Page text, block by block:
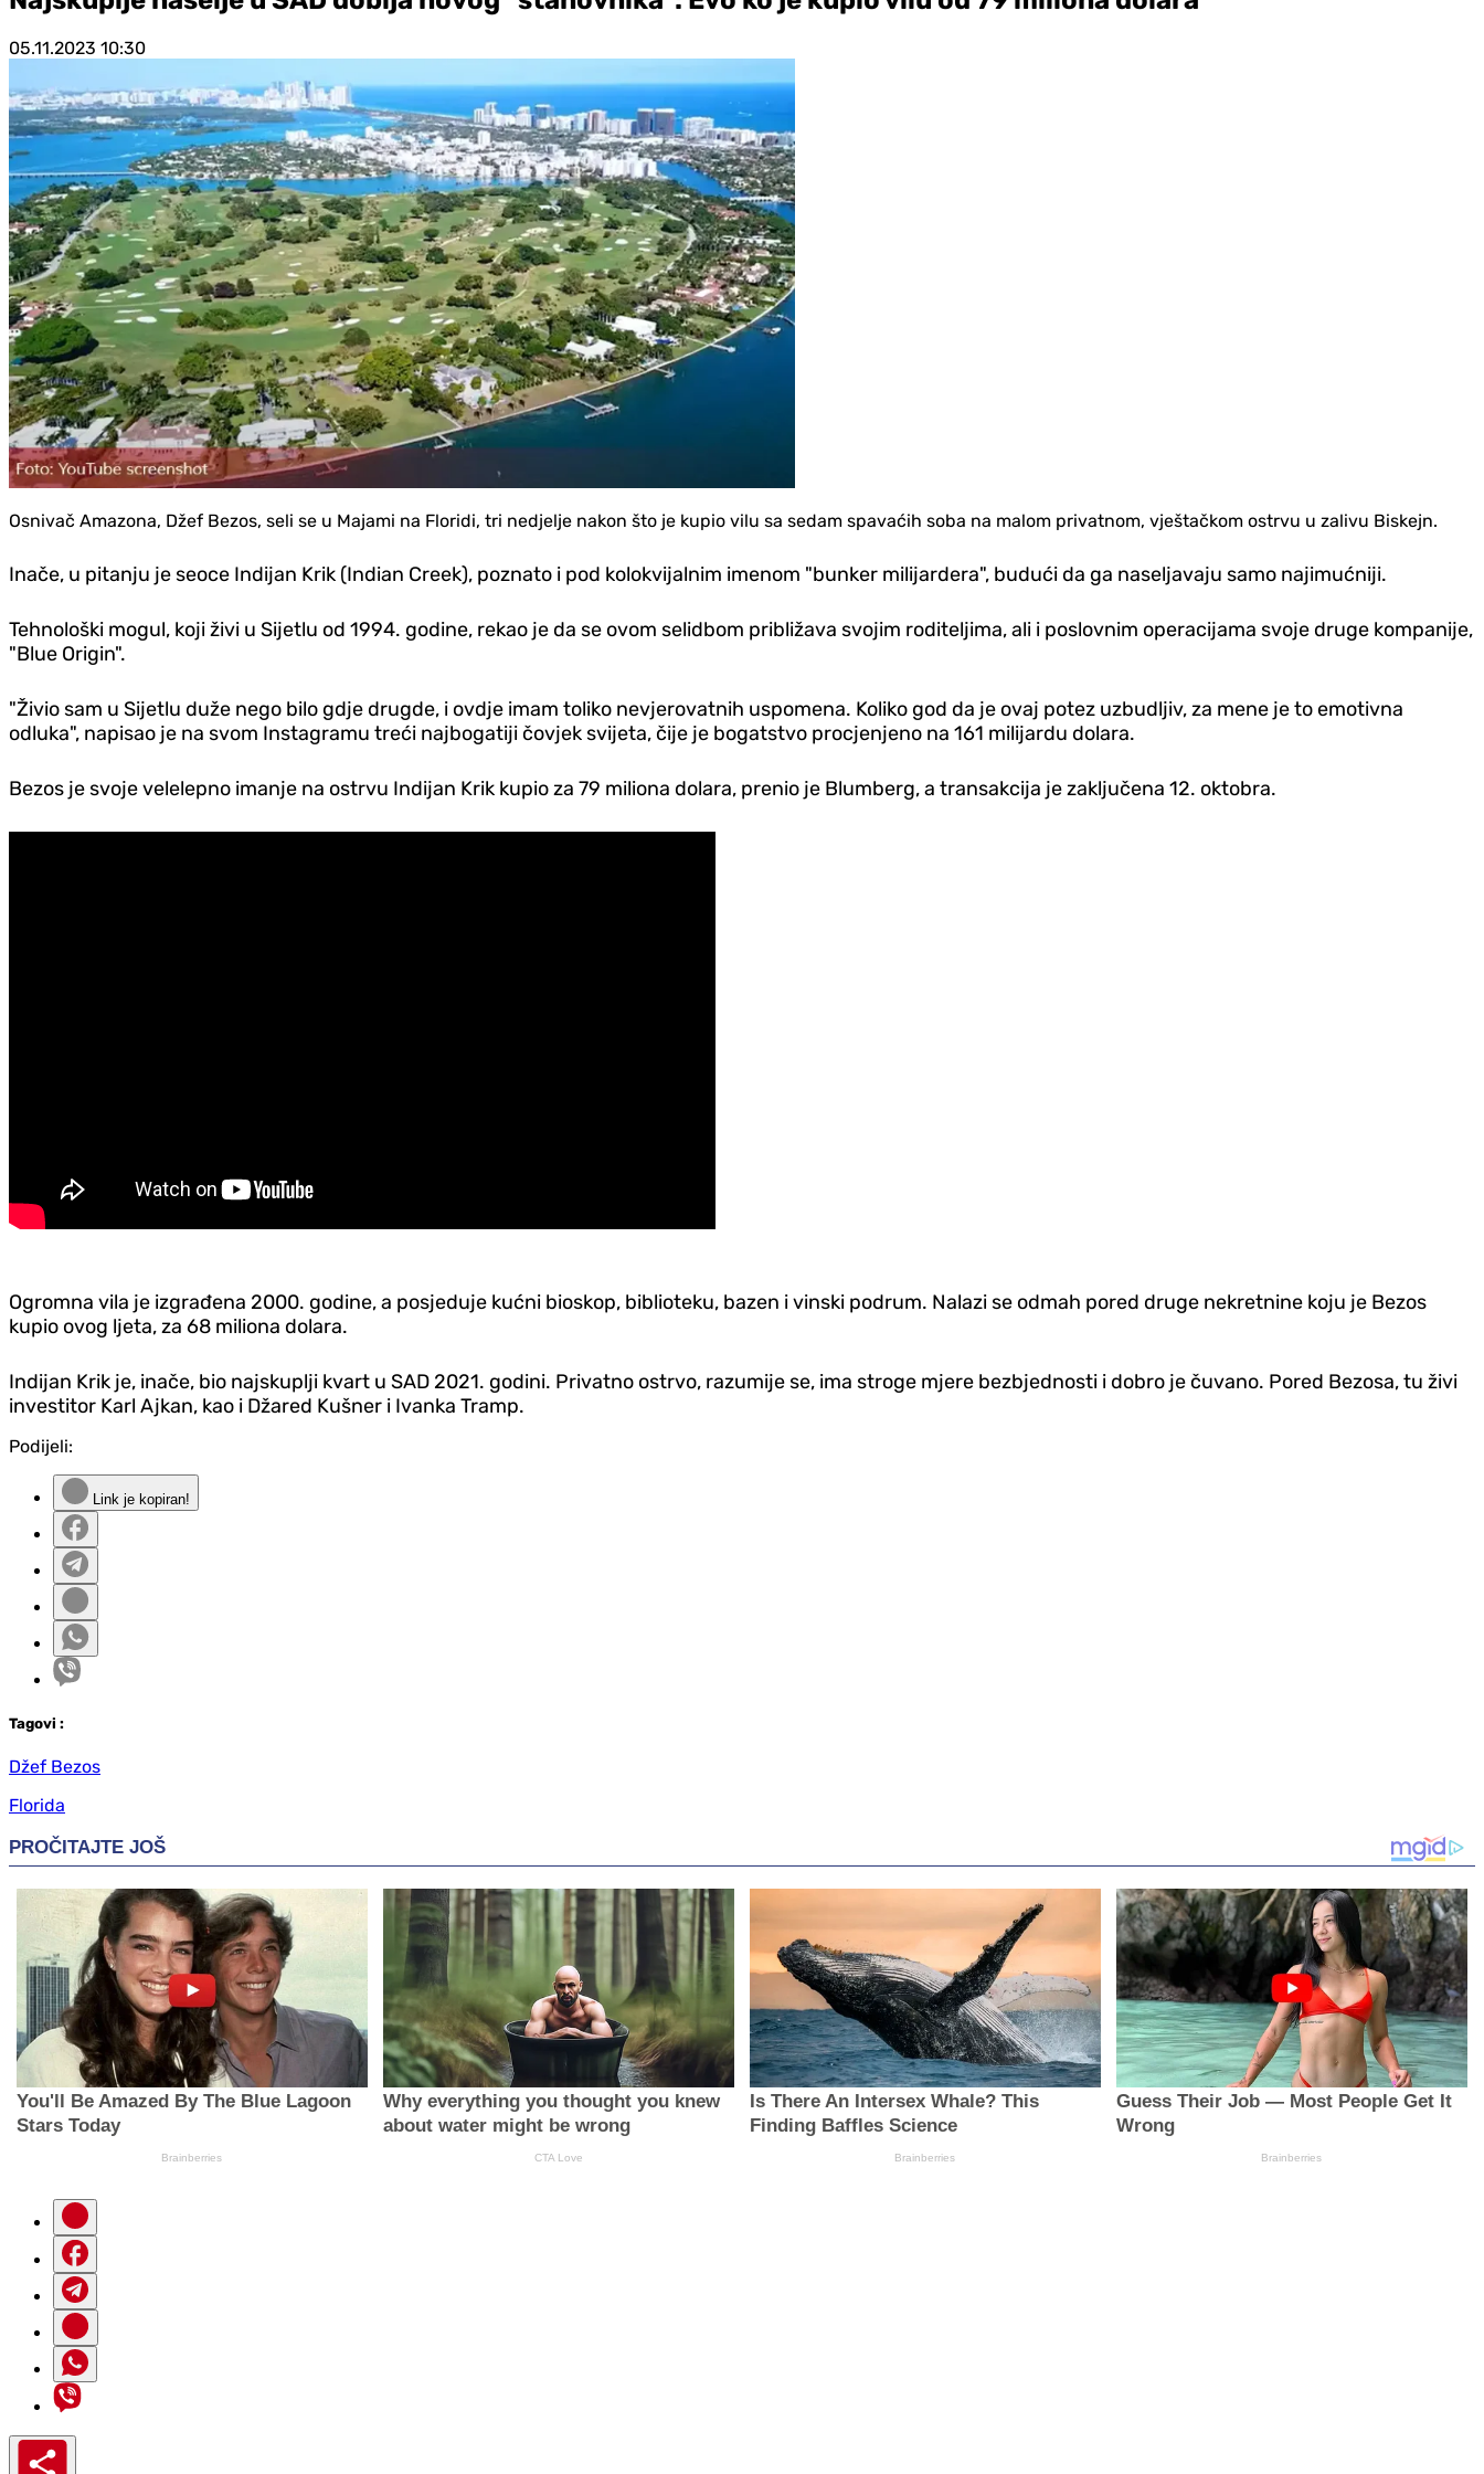
05.11.2023 10:30
Osnivač Amazona, Džef Bezos, seli se u Majami na Floridi, tri nedjelje nakon što je kupio vilu sa sedam spavaćih soba na malom privatnom, vještačkom ostrvu u zalivu Biskejn.
Inače, u pitanju je seoce Indijan Krik (Indian Creek), poznato i pod kolokvijalnim imenom "bunker milijardera", budući da ga naseljavaju samo najimućniji.
Tehnološki mogul, koji živi u Sijetlu od 1994. godine, rekao je da se ovom selidbom približava svojim roditeljima, ali i poslovnim operacijama svoje druge kompanije,
"Blue Origin".
"Živio sam u Sijetlu duže nego bilo gdje drugde, i ovdje imam toliko nevjerovatnih uspomena. Koliko god da je ovaj potez uzbudljiv, za mene je to emotivna
odluka", napisao je na svom Instagramu treći najbogatiji čovjek svijeta, čije je bogatstvo procjenjeno na 161 milijardu dolara.
Bezos je svoje velelepno imanje na ostrvu Indijan Krik kupio za 79 miliona dolara, prenio je Blumberg, a transakcija je zaključena 12. oktobra.
Ogromna vila je izgrađena 2000. godine, a posjeduje kućni bioskop, biblioteku, bazen i vinski podrum. Nalazi se odmah pored druge nekretnine koju je Bezos
kupio ovog ljeta, za 68 miliona dolara.
Indijan Krik je, inače, bio najskuplji kvart u SAD 2021. godini. Privatno ostrvo, razumije se, ima stroge mjere bezbjednosti i dobro je čuvano. Pored Bezosa, tu živi
investitor Karl Ajkan, kao i Džared Kušner i Ivanka Tramp.
Podijeli:
Link je kopiran!
Tagovi :
Džef Bezos
Florida